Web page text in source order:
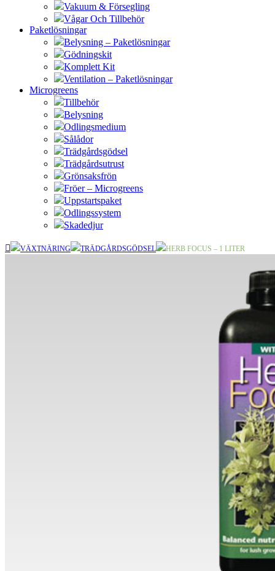
Vakuum & Försegling
Vågar Och Tillbehör
Paketlösningar
Belysning – Paketlösningar
Gödningskit
Komplett Kit
Ventilation – Paketlösningar
Microgreens
Tillbehör
Belysning
Odlingsmedium
Sålådor
Trädgårdsgödsel
Trädgårdsutrust
Grönsaksfrön
Fröer – Microgreens
Uppstartspaket
Odlingssystem
Skadedjur
VÄXTNÄRING TRÄDGÅRDSGÖDSEL HERB FOCUS – 1 LITER